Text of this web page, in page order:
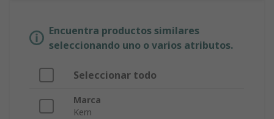
Encuentra productos similares
seleccionando uno o varios atributos.
Seleccionar todo
Marca
Kern